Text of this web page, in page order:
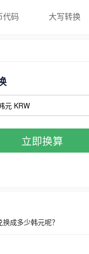
代码 大写转换
立即换算
成多少韩元呢？